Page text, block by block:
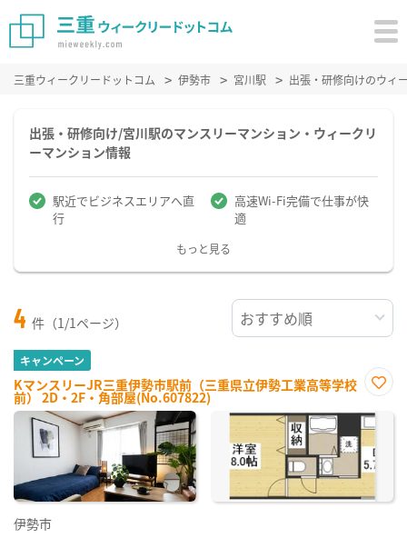
三重ウィークリードットコム 伊勢市 宮川駅 出張・研修向けのウィ
出張・研修向け/宮川駅のマンスリーマンション・ウィークリ
ーマンション情報
駅近でビジネスエリアへ直
行
高速Wi-Fi完備で仕事が快
適
もっと見る
4 件（1/1ページ）
キャンペーン
KマンスリーJR三重伊勢市駅前（三重県立伊勢工業高等学校
前） 2D・2F・角部屋(No.607822)
に入
り登
伊勢市